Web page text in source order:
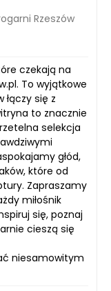
Rzeszów
czekają na
To wyjątkowe
się z
to znacznie
selekcja
głód,
które od
Zapraszamy
miłośnik
się, poznaj
cieszą się
niesamowitym